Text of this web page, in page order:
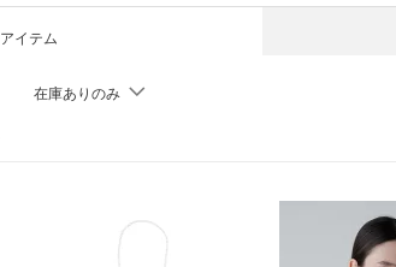
アイテム
在庫ありのみ